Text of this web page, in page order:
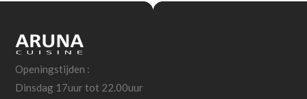
Openingstijden :
Dinsdag 17uur tot 22.00uur